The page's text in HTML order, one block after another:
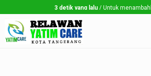
3 detik yang lalu/ Untuk